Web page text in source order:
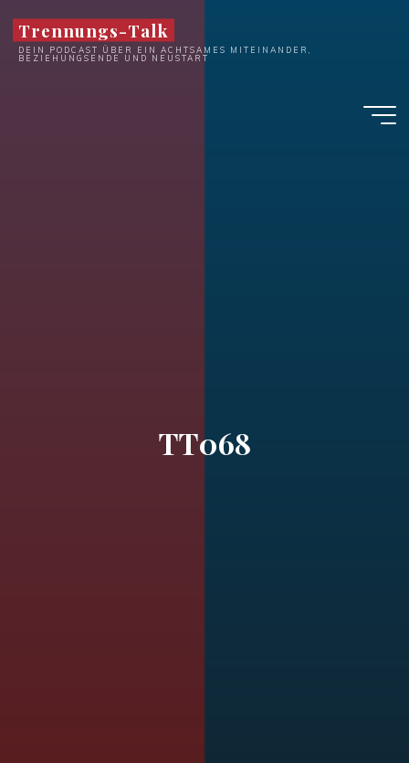
Inhalt
springen
Trennungs-Talk
DEIN PODCAST ÜBER EIN ACHTSAMES MITEINANDER,
BEZIEHUNGSENDE UND NEUSTART
TT068